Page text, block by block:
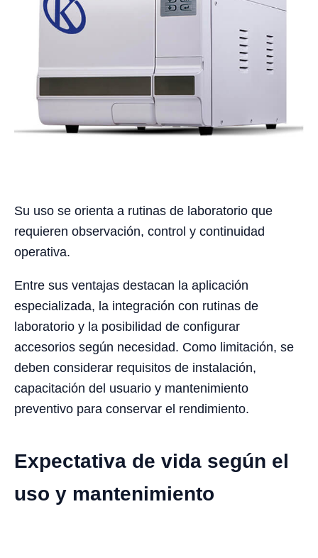
Su uso se orienta a rutinas de laboratorio que
requieren observación, control y continuidad
operativa.
Entre sus ventajas destacan la aplicación
especializada, la integración con rutinas de
laboratorio y la posibilidad de configurar
accesorios según necesidad. Como limitación, se
deben considerar requisitos de instalación,
capacitación del usuario y mantenimiento
preventivo para conservar el rendimiento.
Expectativa de vida según el
uso y mantenimiento